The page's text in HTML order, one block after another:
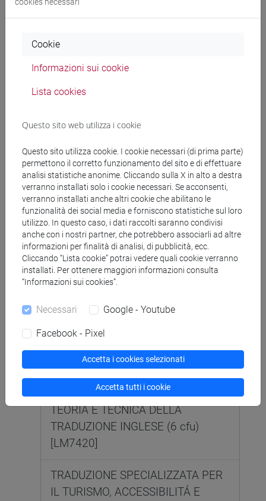
MEDIAZIONE LINGUISTICA E
(6 cfu) [LT5290]
LINGUA E TRADUZIONE INGLESE 1
TRADUZIONE E INTERPRETAZIONE
[LMR70]Laurea magistrale (DM270)
TRADUZIONE SPECIALIZZATA PER
IL TURISMO, ACCESSIBILITÁ E
INCLUSIONE INGLESE (12 cfu)
[LM7460]
TRADUZIONE SPECIALISTICA,
MULTIMEDIALE E PER
L’ACCESSIBILITÀ [LMR75]Laurea
magistrale (DM270)
TEORIA E TECNICA DELLA
TRADUZIONE INGLESE (6 cfu)
[LM7420]
TRADUZIONE SPECIALIZZATA PER
IL TURISMO, ACCESSIBILITÁ E
Cookie
Informazioni sui cookie
Lista cookies
Questo sito web utilizza i cookie
Questo sito utilizza cookie. I cookie necessari (di prima parte)
permettono il corretto funzionamento del sito e di effettuare
analisi statistiche anonime. Cliccando sulla X in alto a destra
verranno installati solo i cookie necessari. Se acconsenti,
verranno installati anche altri cookie che abilitano le
funzionalità dei social media e forniscono statistiche sul loro
utilizzo. In questo caso, i dati raccolti saranno condivisi
anche con i nostri partner, che potrebbero associarli ad altre
informazioni per finalità di analisi, di pubblicità, ecc.
Cliccando “Lista cookie” potrai vedere quali cookie verranno
installati. Per ottenere maggiori informazioni consulta
“Informazioni sui cookies”.
Necessari Google - Youtube
Facebook - Pixel
Accetta i cookies selezionati
Accetta tutti i cookie